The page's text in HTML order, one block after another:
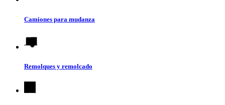
Camiones para mudanza
Remolques y remolcado